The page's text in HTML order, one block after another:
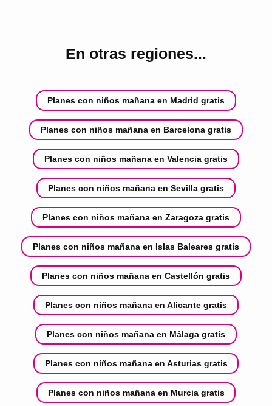
En otras regiones...
Planes con niños mañana en Madrid gratis
Planes con niños mañana en Barcelona gratis
Planes con niños mañana en Valencia gratis
Planes con niños mañana en Sevilla gratis
Planes con niños mañana en Zaragoza gratis
Planes con niños mañana en Islas Baleares gratis
Planes con niños mañana en Castellón gratis
Planes con niños mañana en Alicante gratis
Planes con niños mañana en Málaga gratis
Planes con niños mañana en Asturias gratis
Planes con niños mañana en Murcia gratis